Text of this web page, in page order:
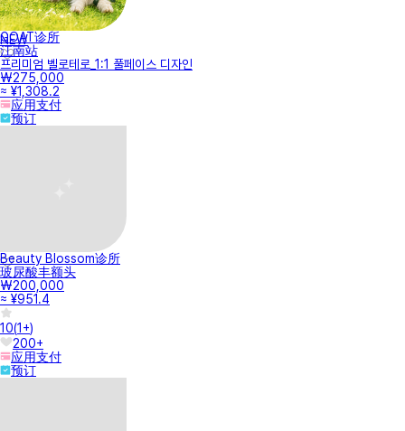
NEW
GOAT诊所
江南站
프리미엄 벨로테로_1:1 풀페이스 디자인
₩275,000
≈ ¥1,308.2
应用支付
预订
Beauty Blossom诊所
玻尿酸丰额头
₩200,000
≈ ¥951.4
10(1+)
200+
应用支付
预订